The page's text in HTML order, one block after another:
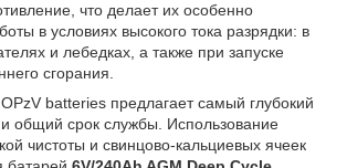
что делает их особенно
в условиях высокого тока разрядки: в
и лебедках, а также при запуске
сгорания.
batteries предлагает самый глубокий
общий срок службы. Использование
чистоты и свинцово-кальциевых ячеек